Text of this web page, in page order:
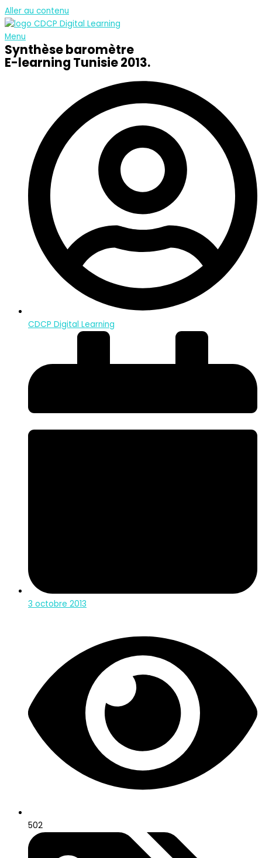
Aller au contenu
Menu
Synthèse baromètre
E-learning Tunisie 2013.
CDCP Digital Learning
3 octobre 2013
502